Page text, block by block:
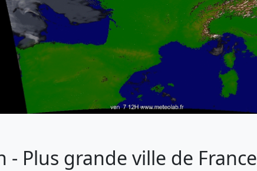
Plus grande ville de France